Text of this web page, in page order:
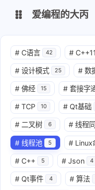
英文版
大丙课堂
QQ交流群
留言板
了凡四训
心经
爱编程的大丙
# C语言 42 # C++11
# 设计模式 25 # 数
# 佛经 15 # 套接字
# TCP 10 # Qt基础
# 二叉树 6 # 线程
# 线程池 5 # Linux
# C++ 5 # Json 4
# Qt事件 4 # 算法